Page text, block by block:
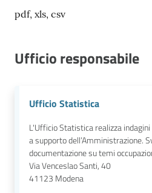
pdf, xls, csv
Ufficio responsabile
Ufficio Statistica
L'Ufficio Statistica realizza
a supporto dell’Amministrazione.
documentazione su temi
Via Venceslao Santi, 40
41123 Modena